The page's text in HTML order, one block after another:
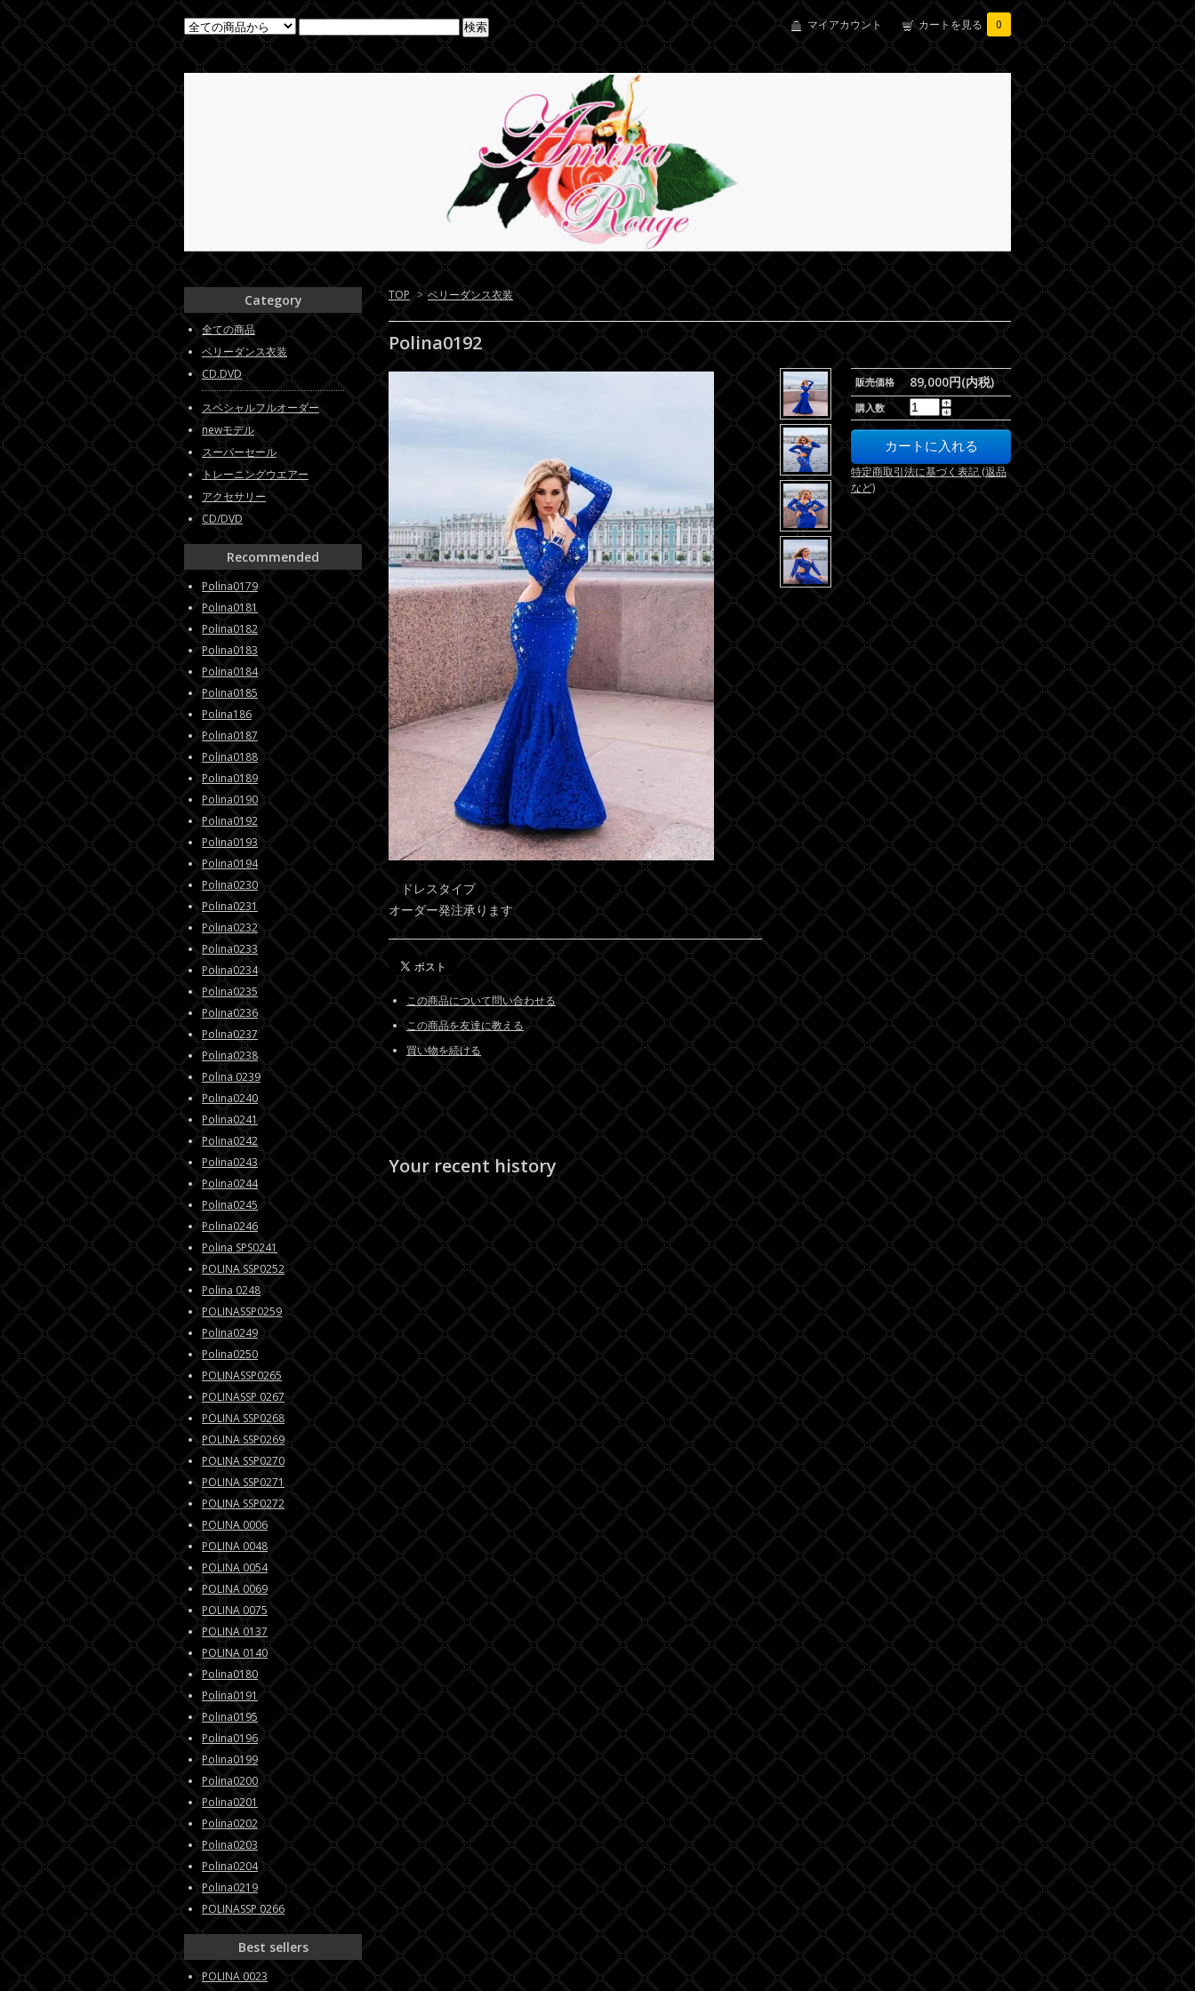
マイアカウント カートを見る 0
TOP > ベリーダンス衣装
Polina0192
販売価格 89,000円(内税)
購入数
特定商取引法に基づく表記 (返品
など)
ドレスタイプ
オーダー発注承ります
この商品について問い合わせる
この商品を友達に教える
買い物を続ける
Your recent history
Category
全ての商品
ベリーダンス衣装
CD.DVD
スペシャルフルオーダー
newモデル
スーパーセール
トレーニングウエアー
アクセサリー
CD/DVD
Recommended
Polina0179
Polina0181
Polina0182
Polina0183
Polina0184
Polina0185
Polina186
Polina0187
Polina0188
Polina0189
Polina0190
Polina0192
Polina0193
Polina0194
Polina0230
Polina0231
Polina0232
Polina0233
Polina0234
Polina0235
Polina0236
Polina0237
Polina0238
Polina 0239
Polina0240
Polina0241
Polina0242
Polina0243
Polina0244
Polina0245
Polina0246
Polina SPS0241
POLINA SSP0252
Polina 0248
POLINASSP0259
Polina0249
Polina0250
POLINASSP0265
POLINASSP 0267
POLINA SSP0268
POLINA SSP0269
POLINA SSP0270
POLINA SSP0271
POLINA SSP0272
POLINA 0006
POLINA 0048
POLINA 0054
POLINA 0069
POLINA 0075
POLINA 0137
POLINA 0140
Polina0180
Polina0191
Polina0195
Polina0196
Polina0199
Polina0200
Polina0201
Polina0202
Polina0203
Polina0204
Polina0219
POLINASSP 0266
Best sellers
POLINA 0023